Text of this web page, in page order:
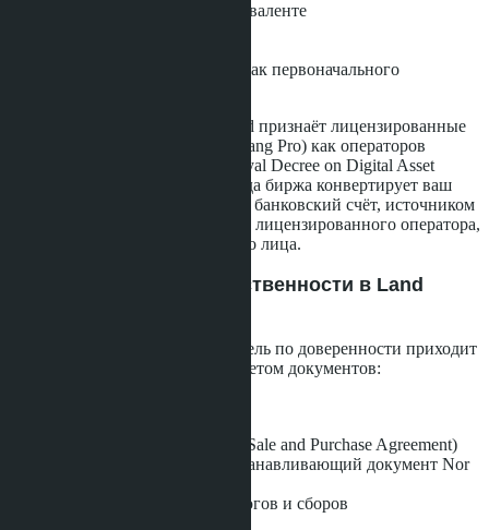
Сумму в долларовом эквиваленте
Реквизиты биржи Bitkub как первоначального
Важный нюанс: Bank of Thailand признаёт лицензированные
криптобиржи (Bitkub, Orbix, Satang Pro) как операторов
цифровых активов в рамках Royal Decree on Digital Asset
Businesses B.E. 2561 (2018). Когда биржа конвертирует ваш
USDT в баты и переводит их на банковский счёт, источником
средств считается транзакция от лицензированного оператора,
а не криптокошелёк физического лица.
Шаг 9: Регистрация собственности в Land
Покупатель или его представитель по доверенности приходит
в Земельный Департамент с пакетом документов:
Договор купли-продажи (Sale and Purchase Agreement)
Чанот продавца (правоустанавливающий документ Nor
Квитанции об оплате налогов и сборов